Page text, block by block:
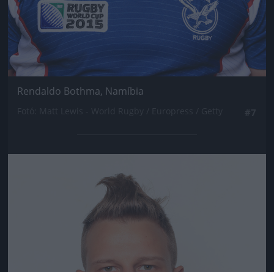
Rendaldo Bothma, Namíbia
Jön még kép!